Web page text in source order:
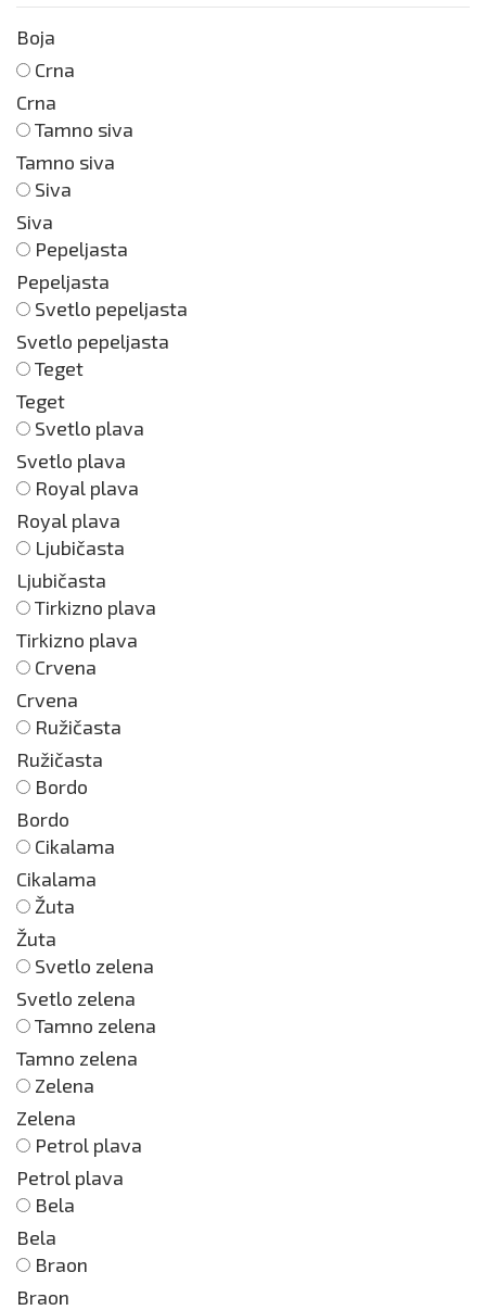
Boja
Crna
Crna
Tamno siva
Tamno siva
Siva
Siva
Pepeljasta
Pepeljasta
Svetlo pepeljasta
Svetlo pepeljasta
Teget
Teget
Svetlo plava
Svetlo plava
Royal plava
Royal plava
Ljubičasta
Ljubičasta
Tirkizno plava
Tirkizno plava
Crvena
Crvena
Ružičasta
Ružičasta
Bordo
Bordo
Cikalama
Cikalama
Žuta
Žuta
Svetlo zelena
Svetlo zelena
Tamno zelena
Tamno zelena
Zelena
Zelena
Petrol plava
Petrol plava
Bela
Bela
Braon
Braon